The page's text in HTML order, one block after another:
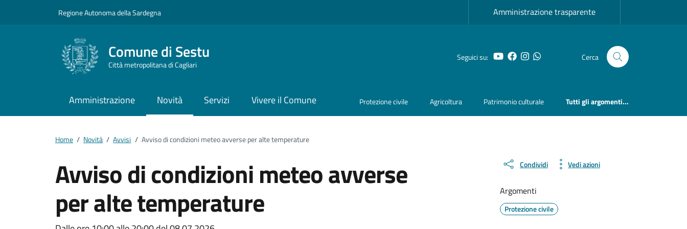
Regione Autonoma della Sardegna Amministrazione trasparente
Comune di Sestu
Città metropolitana di Cagliari
Seguici su: YouTube
Facebook
Instagram
Whatsapp Cerca
Amministrazione Novità Servizi Vivere il Comune Protezione civile Agricoltura Patrimonio culturale Tutti gli argomenti...
Home / Novità / Avvisi / Avviso di condizioni meteo avverse per alte temperature
Avviso di condizioni meteo avverse
per alte temperature
Condividi Vedi azioni
Argomenti
Protezione civile